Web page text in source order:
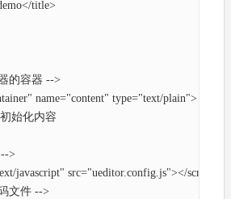
title>
的容器 -->
name="content" type="text/plain">
初始化内容
>
javascript" src="ueditor.config.js"></script>
文件 -->